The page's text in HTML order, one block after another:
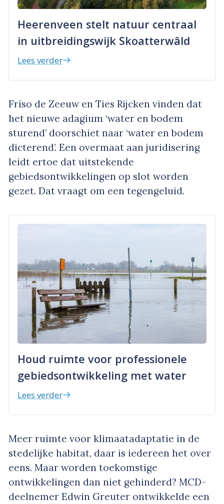
Heerenveen stelt natuur centraal
in uitbreidingswijk Skoatterwâld
Lees verder
Friso de Zeeuw en Ties Rijcken vinden dat
het nieuwe adagium ‘water en bodem
sturend’ doorschiet naar ‘water en bodem
dicterend’. Een overmaat aan juridisering
leidt ertoe dat uitstekende
gebiedsontwikkelingen op slot worden
gezet. Dat vraagt om een tegengeluid.
Houd ruimte voor professionele
gebiedsontwikkeling met water
Lees verder
Meer ruimte voor klimaatadaptatie in de
stedelijke habitat, daar is iedereen het over
eens. Maar worden toekomstige
ontwikkelingen dan niet gehinderd? MCD-
deelnemer Edwin Greuter ontwikkelde een